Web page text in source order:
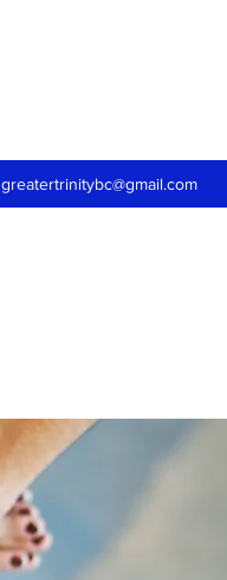
greatertrinitybc@gmail.com